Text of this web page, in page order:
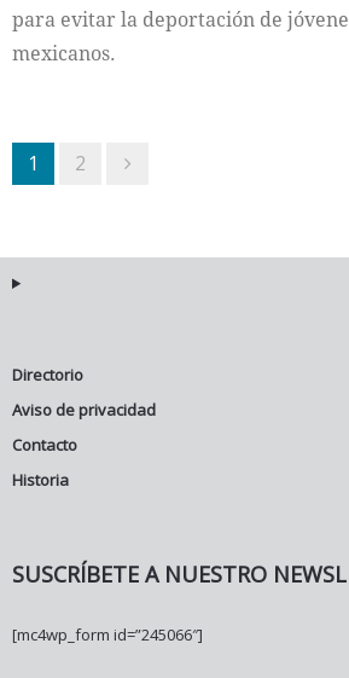
para evitar la deportación de
mexicanos.
1 2
Directorio
Aviso de privacidad
Contacto
Historia
SUSCRÍBETE A NUESTRO
[mc4wp_form id=”245066″]